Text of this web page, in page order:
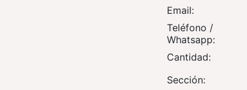
Email:
Teléfono /
Whatsapp:
Cantidad:
Sección: